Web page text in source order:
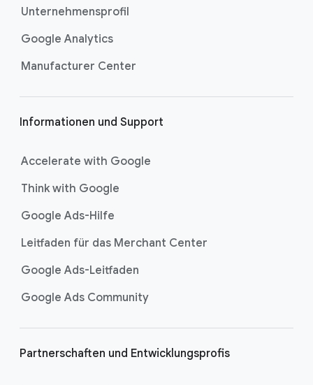
Unternehmensprofil
Google Analytics
Manufacturer Center
Informationen und Support
Accelerate with Google
Think with Google
Google Ads-Hilfe
Leitfaden für das Merchant Center
Google Ads-Leitfaden
Google Ads Community
Partnerschaften und Entwicklungsprofis